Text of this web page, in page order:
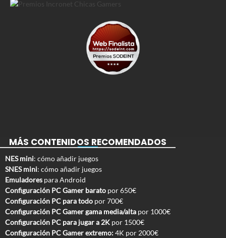
MÁS CONTENIDOS RECOMENDADOS
NES mini: cómo añadir juegos
SNES mini: cómo añadir juegos
Emuladores para Android
Configuración PC Gamer barato por 650€
Configuración PC para todo por 700€
Configuración PC Gamer gama media/alta por 1000€
Configuración PC para jugar a 2K por 1500€
Configuración PC Gamer extremo:4K por 2000€